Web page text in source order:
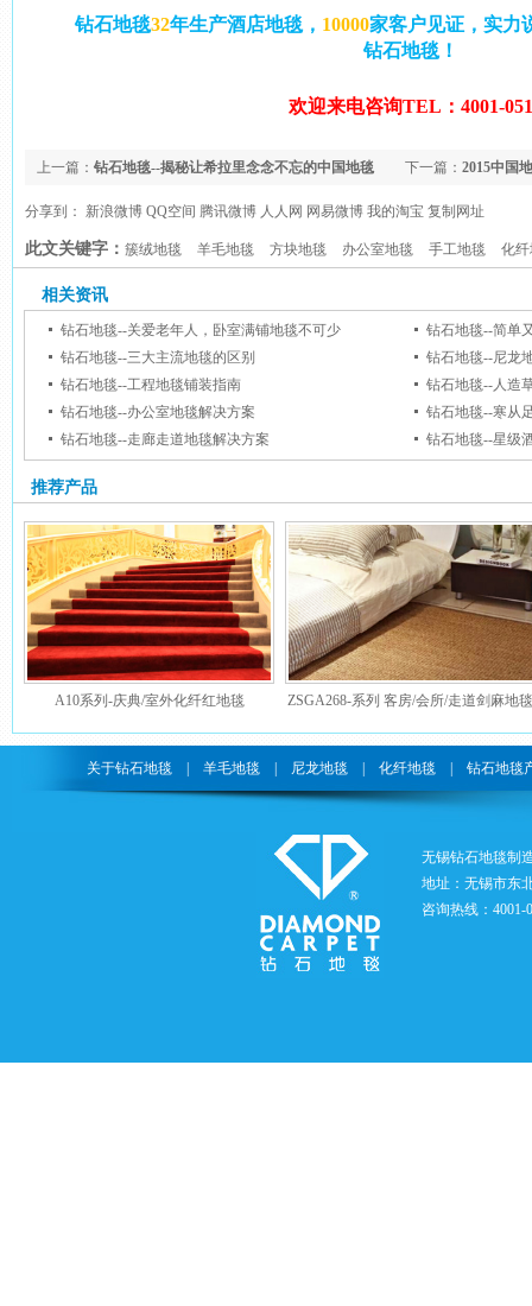
钻石地毯32年生产酒店地毯， 10000家客户见证，实力
钻石地毯！
欢迎来电咨询TEL：4001-
下一篇： 2015中国
上一篇： 钻石地毯--揭秘让希拉里念念不忘的中国地毯
分享到： 新浪微博 QQ空间 腾讯微博 人人网 网易微博 我的淘宝 复制网址
此文关键字： 簇绒地毯 羊毛地毯 方块地毯 办公室地毯 手工地毯 化
相关资讯
钻石地毯--关爱老年人，卧室满铺地毯不可少
钻石地毯--简单
钻石地毯--三大主流地毯的区别
钻石地毯--尼龙
钻石地毯--工程地毯铺装指南
钻石地毯--人造
钻石地毯--办公室地毯解决方案
钻石地毯--寒从
钻石地毯--走廊走道地毯解决方案
钻石地毯--星级
推荐产品
A10系列-庆典/室外化纤红地毯 ZSGA268-系列 客房/会所/走道剑麻地毯
关于钻石地毯 羊毛地毯 尼龙地毯 化纤地毯 钻石地毯
无锡钻石地毯制
地址：无锡市东
咨询热线：4001-